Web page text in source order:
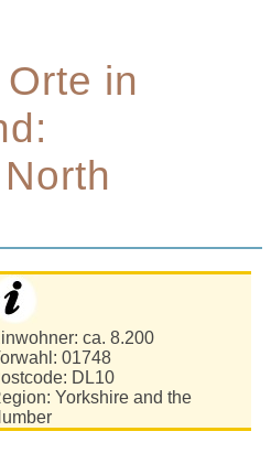
in
ca. 8.200
01748
DL10
Yorkshire and the